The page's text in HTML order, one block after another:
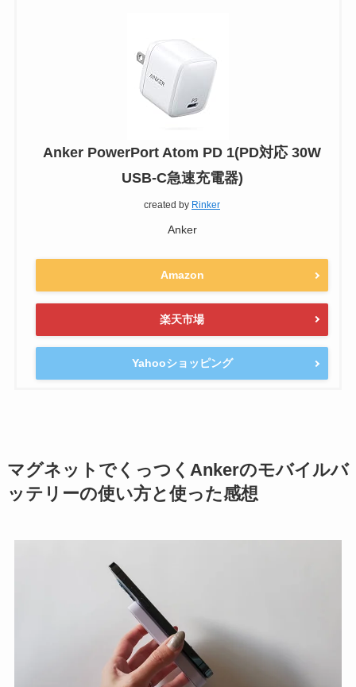
Anker PowerPort Atom PD 1(PD対応 30W
USB-C急速充電器)
created by Rinker
Anker
Amazon
楽天市場
Yahooショッピング
マグネットでくっつくAnkerのモバイルバ
ッテリーの使い方と使った感想